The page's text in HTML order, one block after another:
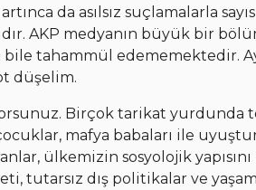
da asılsız suçlamalarla
AKP medyanın büyük bir
bile tahammül edememektedir.
düşelim.
Birçok tarikat yurdunda
mafya babaları ile
ülkemizin sosyolojik
tutarsız dış politikalar ve